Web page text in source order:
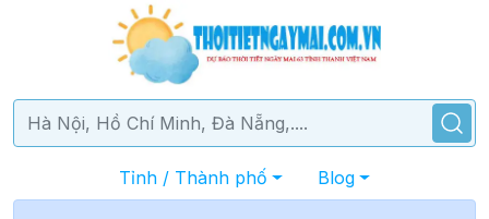
Tỉnh / Thành phố Blog